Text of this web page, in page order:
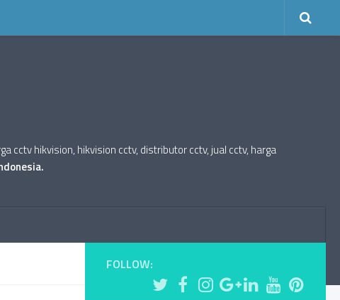
cctv hikvision, hikvision cctv, distributor cctv, jual cctv, harga
FOLLOW: